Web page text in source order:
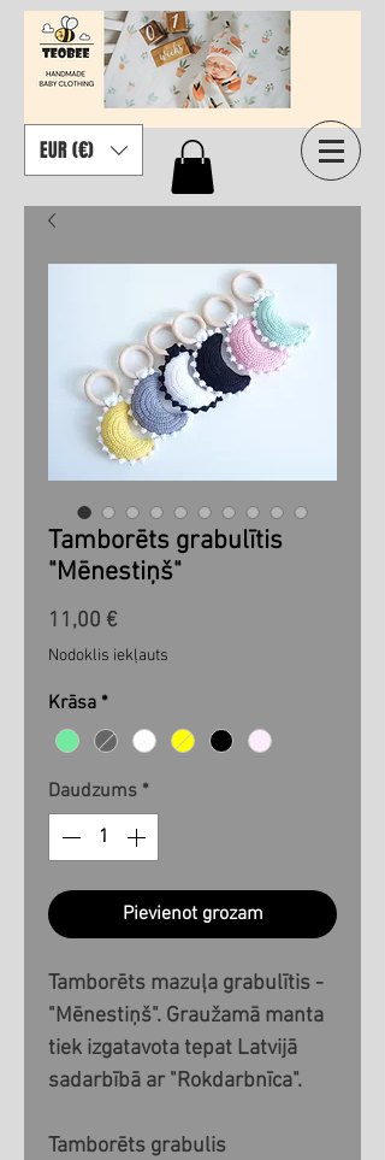
EUR (€)
Tamborēts grabulītis
"Mēnestiņš"
11,00 €Cena
Nodoklis iekļauts
Krāsa *
Daudzums *
Pievienot grozam
Tamborēts mazuļa grabulītis -
"Mēnestiņš". Graužamā manta
tiek izgatavota tepat Latvijā
sadarbībā ar "Rokdarbnīca".
Tamborēts grabulis